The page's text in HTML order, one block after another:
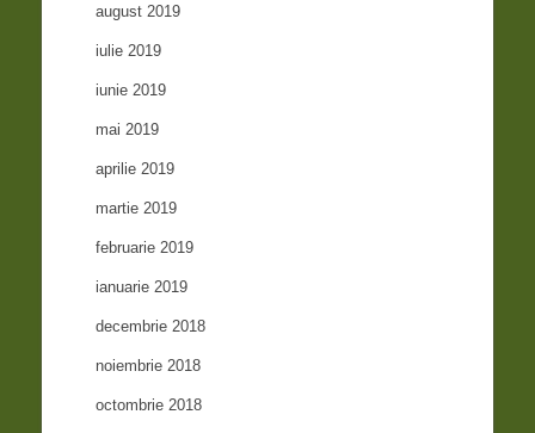
august 2019
iulie 2019
iunie 2019
mai 2019
aprilie 2019
martie 2019
februarie 2019
ianuarie 2019
decembrie 2018
noiembrie 2018
octombrie 2018